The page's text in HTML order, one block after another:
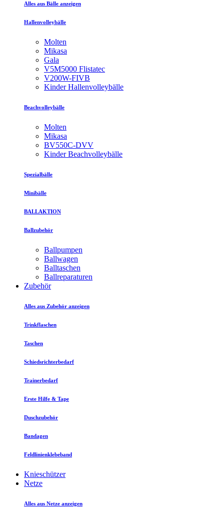
Alles aus Bälle anzeigen
Hallenvolleybälle
Molten
Mikasa
Gala
V5M5000 Flistatec
V200W-FIVB
Kinder Hallenvolleybälle
Beachvolleybälle
Molten
Mikasa
BV550C-DVV
Kinder Beachvolleybälle
Spezialbälle
Minibälle
BALLAKTION
Ballzubehör
Ballpumpen
Ballwagen
Balltaschen
Ballreparaturen
Zubehör
Alles aus Zubehör anzeigen
Trinkflaschen
Taschen
Schiedsrichterbedarf
Trainerbedarf
Erste Hilfe & Tape
Duschzubehör
Bandagen
Feldlinienklebeband
Knieschützer
Netze
Alles aus Netze anzeigen